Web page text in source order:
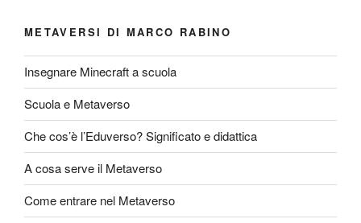
METAVERSI DI MARCO RABINO
Insegnare Minecraft a scuola
Scuola e Metaverso
Che cos’è l’Eduverso? Significato e didattica
A cosa serve il Metaverso
Come entrare nel Metaverso